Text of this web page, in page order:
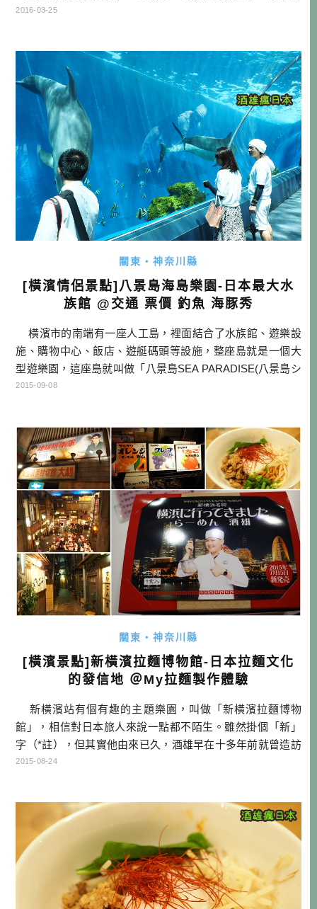
以滿足各位的多種願望！當天的活動是採預先報名的方式，
常感謝大家的參與！文末有投影片公開，有興趣可以參考！
&nbs […]…
2016-03-25
關東・神奈川縣
[橫濱情侶景點]八景島海島樂園-日本最大水
族館 @交通 票價 釣魚 海豚秀
橫濱市的南端有一座人工島，裡面結合了水族館、遊樂設
施、購物中心、飯店、遊艇碼頭等設施，整座島就是一個大
型遊樂園，這座島就叫做「八景島SEA PARADISE(八景島シ
ーパラダイス)」，一直以來都是情侶約會的勝地。酒雄今天
2015-09-08
關東・神奈川縣
[橫濱景點]新橫濱拉麵博物館-日本拉麵文化
的發信地 ＠My拉麵製作體驗
新橫濱站有個有趣的主題樂園，叫做「新橫濱拉麵博物
館」，相信對日本旅人來說一點都不陌生。雖然掛個「新」
字（*註），但其實他由來已久，酒雄早在十多年前就曾造訪
過這個地方，當時就已經很有名氣了。而拉麵博物館的誕
方吃飯的問題，初代館長岩岡先生就著眼在他最愛的「拉
麵」，便 […]…
2015-08-24